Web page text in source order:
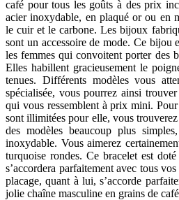
café pour tous les goûts à des prix
acier inoxydable, en plaqué or ou en
le cuir et le carbone. Les bijoux
sont un accessoire de mode. Ce bijou
les femmes qui convoitent porter des
Elles habillent gracieusement le
tenues. Différents modèles vous
spécialisée, vous pourrez ainsi
qui vous ressemblent à prix mini.
sont illimitées pour elle, vous
des modèles beaucoup plus
inoxydable. Vous aimerez
turquoise rondes. Ce bracelet est
s’accordera parfaitement avec tous
placage, quant à lui, s’accorde
jolie chaîne masculine en grains de